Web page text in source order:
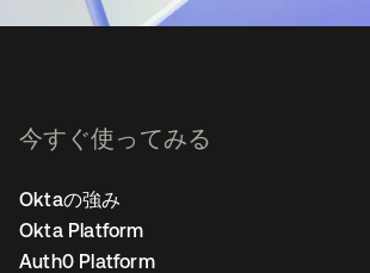
今すぐ使ってみる
Oktaの強み
Okta Platform
Auth0 Platform